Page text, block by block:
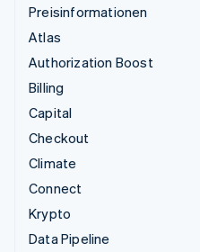
Preisinformationen
Atlas
Authorization Boost
Billing
Capital
Checkout
Climate
Connect
Krypto
Data Pipeline